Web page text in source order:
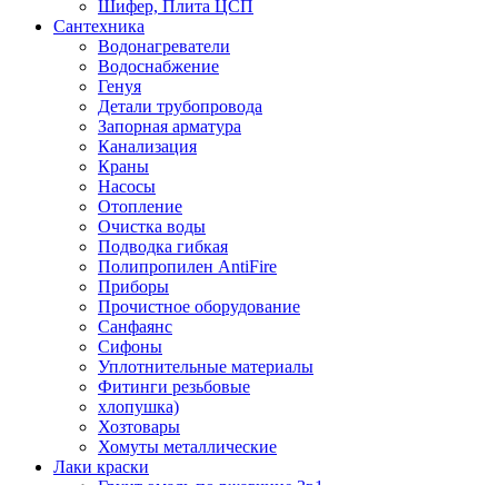
Шифер, Плита ЦСП
Сантехника
Водонагреватели
Водоснабжение
Генуя
Детали трубопровода
Запорная арматура
Канализация
Краны
Насосы
Отопление
Очистка воды
Подводка гибкая
Полипропилен AntiFire
Приборы
Прочистное оборудование
Санфаянс
Сифоны
Уплотнительные материалы
Фитинги резьбовые
хлопушка)
Хозтовары
Хомуты металлические
Лаки краски